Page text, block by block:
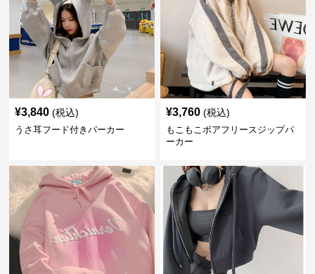
¥3,840 (税込)
うさ耳フード付きパーカー
¥3,760 (税込)
もこもこボアフリースジップパ
ーカー